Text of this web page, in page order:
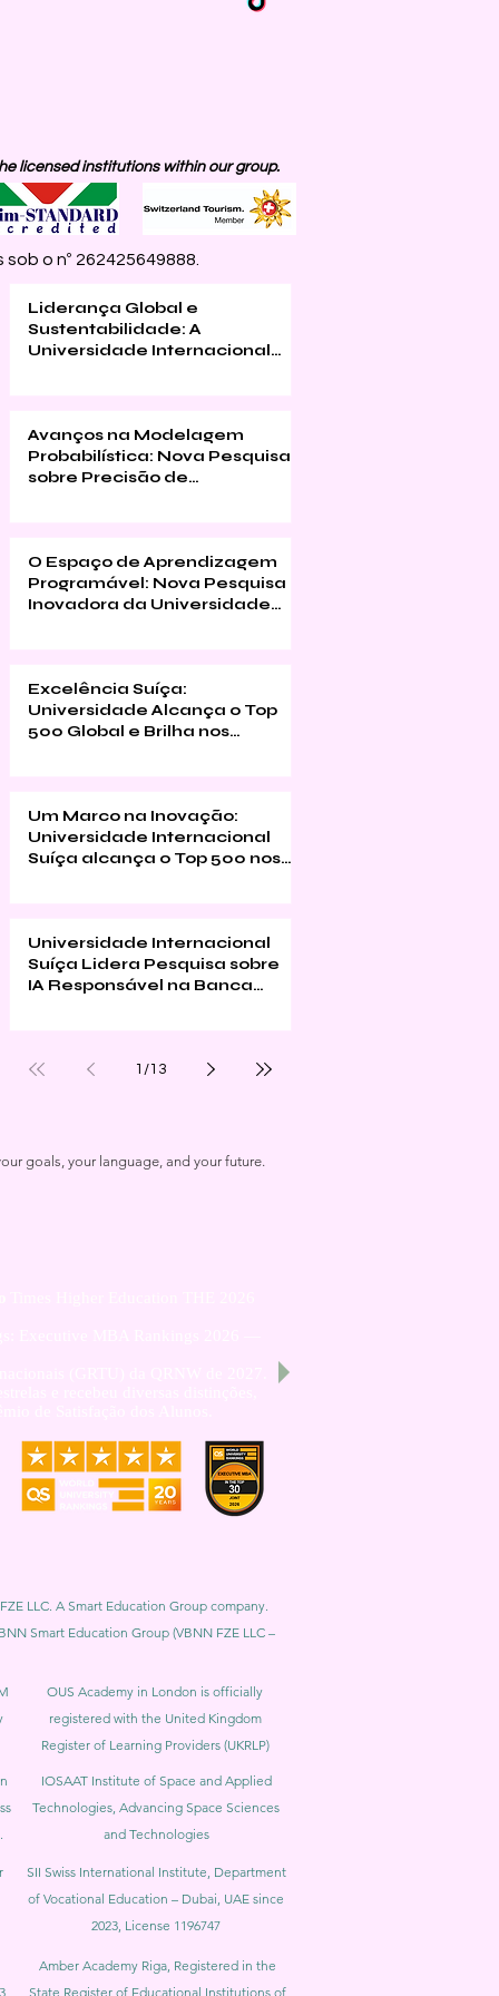
licensed institutions within our group.
o nº 262425649888.
Liderança Global e
Sustentabilidade: A
Universidade Internacional
Avanços na Modelagem
Probabilística: Nova Pesquisa
sobre Precisão de
O Espaço de Aprendizagem
Programável: Nova Pesquisa
Inovadora da Universidade
Excelência Suíça:
Universidade Alcança o Top
500 Global e Brilha nos
Um Marco na Inovação:
Universidade Internacional
Suíça alcança o Top 500 nos
Universidade Internacional
Suíça Lidera Pesquisa sobre
IA Responsável na Banca
1 /13
goals, your language, and your future.
LLC. A Smart Education Group company.
Smart Education Group (VBNN FZE LLC –
OUS Academy in London is officially
registered with the United Kingdom
Register of Learning Providers (UKRLP)
IOSAAT Institute of Space and Applied
Technologies, Advancing Space Sciences
and Technologies
SII Swiss International Institute, Department
of Vocational Education – Dubai, UAE since
2023, License 1196747
Amber Academy Riga, Registered in the
State Register of Educational Institutions of